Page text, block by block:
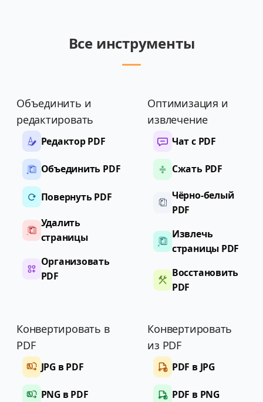
Все инструменты
Объединить и
редактировать
Редактор PDF
Объединить PDF
Повернуть PDF
Удалить
страницы
Организовать
PDF
Оптимизация и
извлечение
Чат с PDF
Сжать PDF
Чёрно-белый
PDF
Извлечь
страницы PDF
Восстановить
PDF
Конвертировать в
PDF
JPG в PDF
PNG в PDF
Конвертировать
из PDF
PDF в JPG
PDF в PNG